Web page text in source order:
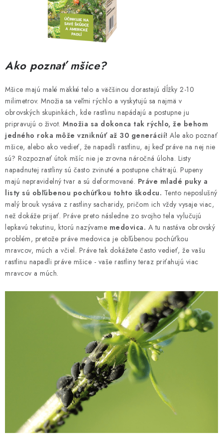
Ako poznať mšice?
Mšice majú malé mäkké telo a väčšinou dorastajú dĺžky 2-10
milimetrov. Množia sa veľmi rýchlo a vyskytujú sa najmä v
obrovských skupinkách, kde rastlinu napádajú a postupne ju
pripravujú o život. Množia sa dokonca tak rýchlo, že behom
jedného roka môže vzniknúť až 30 generácií! Ale ako poznať
mšice, alebo ako vedieť, že napadli rastlinu, aj keď práve na nej nie
sú? Rozpoznať útok mšíc nie je zrovna náročná úloha. Listy
napadnutej rastliny sú často zvinuté a postupne chátrajú. Pupeny
majú nepravidelný tvar a sú deformované. Práve mladé puky a
listy sú obľúbenou pochúťkou tohto škodcu. Tento neposlušný
malý brouk vysáva z rastliny sacharidy, pričom ich vždy vysaje viac,
než dokáže prijať. Práve preto následne zo svojho tela vylučujú
lepkavú tekutinu, ktorú nazývame medovica. A tu nastáva obrovský
problém, pretože práve medovica je obľúbenou pochúťkou
mravcov, múch a včiel. Práve tak dokážete často vedieť, že vašu
rastlinu napadli práve mšice - vaše rastliny teraz priťahujú viac
mravcov a múch.